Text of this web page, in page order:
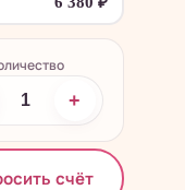
+
счёт